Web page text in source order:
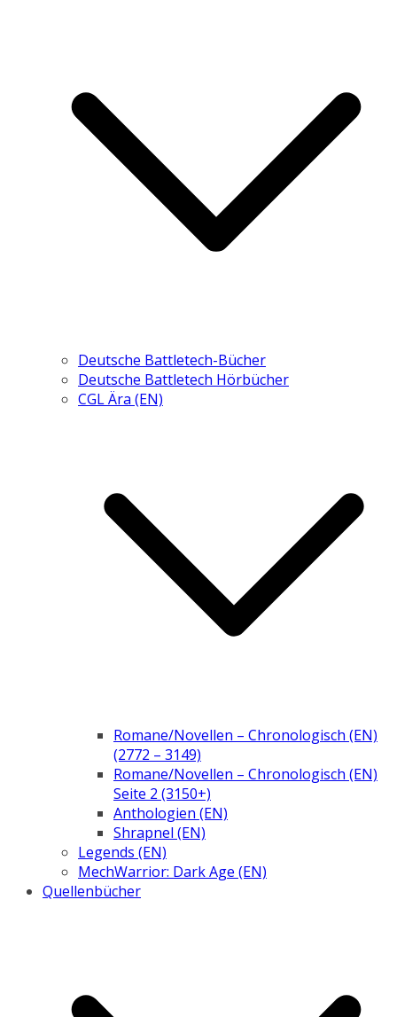
Deutsche Battletech-Bücher
Deutsche Battletech Hörbücher
CGL Ära (EN)
Romane/Novellen – Chronologisch (EN)
(2772 – 3149)
Romane/Novellen – Chronologisch (EN)
Seite 2 (3150+)
Anthologien (EN)
Shrapnel (EN)
Legends (EN)
MechWarrior: Dark Age (EN)
Quellenbücher